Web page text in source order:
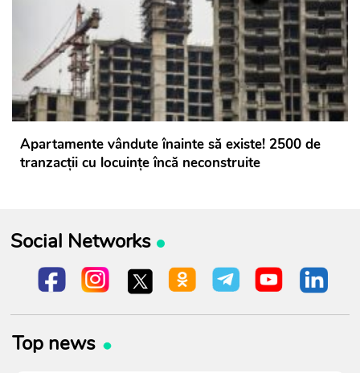
Apartamente vândute înainte să existe! 2500 de
tranzacții cu locuințe încă neconstruite
Social Networks
Top news